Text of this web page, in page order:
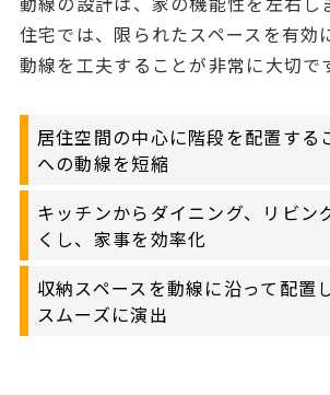
住宅では、限られたスペースを有効
動線を工夫することが非常に大切で
居住空間の中心に階段を配置する
への動線を短縮
キッチンからダイニング、リビン
くし、家事を効率化
収納スペースを動線に沿って配置
スムーズに演出